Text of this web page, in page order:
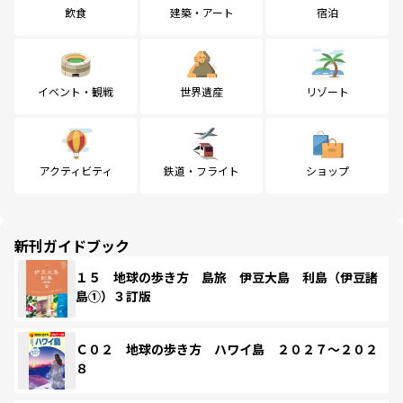
飲食 建築・アート 宿泊
イベント・観戦 世界遺産 リゾート
アクティビティ 鉄道・フライト ショップ
新刊ガイドブック
１５ 地球の歩き方 島旅 伊豆大島 利島（伊豆諸
島①）３訂版
Ｃ０２ 地球の歩き方 ハワイ島 ２０２７～２０２
８